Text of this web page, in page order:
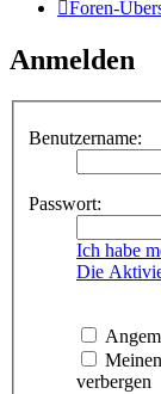
Foren-
Anmelden
Benutzername:
Passwort:
Ich habe
Die
verbergen